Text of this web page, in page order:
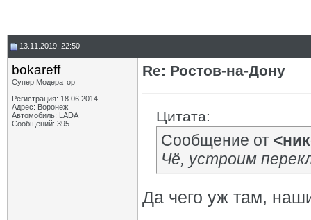
13.11.2019, 22:50
bokareff
Супер Модератор
Регистрация: 18.06.2014
Адрес: Воронеж
Автомобиль: LADA
Сообщений: 395
Re: Ростов-на-Дону
Цитата:
Сообщение от
Чё, устроим
Да чего уж там,